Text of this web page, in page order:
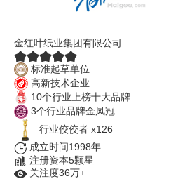
金红叶纸业集团有限公司
标准起草单位
高新技术企业
10个行业上榜十大品牌
3个行业品牌金凤冠
行业佼佼者 x126
成立时间1998年
注册资本5颗星
关注度36万+